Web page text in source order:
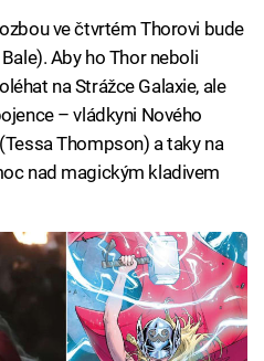
ve čtvrtém Thorovi bude
Aby ho Thor neboli
na Strážce Galaxie, ale
– vládkyni Nového
Thompson) a taky na
nad magickým kladivem